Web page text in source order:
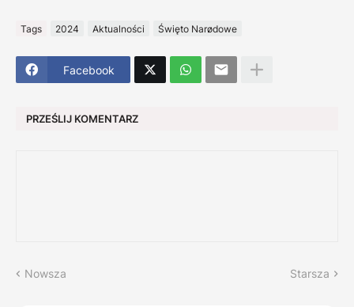
Tags 2024 Aktualności Święto Narødowe
Facebook
PRZEŚLIJ KOMENTARZ
Nowsza Starsza